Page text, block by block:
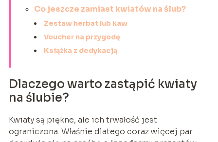
Co jeszcze zamiast kwiatów na ślub?
Zestaw herbat lub kaw
Voucher na przygodę
Książka z dedykacją
Dlaczego warto zastąpić kwiaty
na ślubie?
Kwiaty są piękne, ale ich trwałość jest
ograniczona. Właśnie dlatego coraz więcej par